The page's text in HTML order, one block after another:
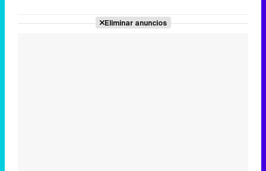
Eliminar anuncios